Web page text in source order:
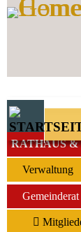
Zum Inhalt,zur
RATHAUS &
Verwaltung
Gemeinderat